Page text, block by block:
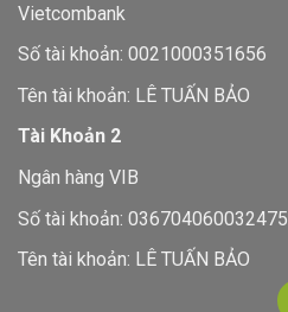
Vietcombank
Số tài khoản: 0021000351656
Tên tài khoản: LÊ TUẤN BẢO
Tài Khoản 2
Ngân hàng VIB
Số tài khoản: 036704060032475
Tên tài khoản: LÊ TUẤN BẢO